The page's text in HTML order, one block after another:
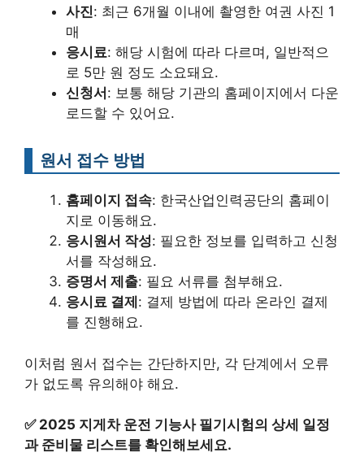
사진: 최근 6개월 이내에 촬영한 여권 사진 1
매
응시료: 해당 시험에 따라 다르며, 일반적으
로 5만 원 정도 소요돼요.
신청서 : 보통 해당 기관의 홈페이지에서 다운
로드할 수 있어요.
원서 접수 방법
홈페이지 접속: 한국산업인력공단의 홈페이
지로 이동해요.
응시원서 작성: 필요한 정보를 입력하고 신청
서를 작성해요.
증명서 제출: 필요 서류를 첨부해요.
응시료 결제 : 결제 방법에 따라 온라인 결제
를 진행해요.
이처럼 원서 접수는 간단하지만, 각 단계에서 오류
가 없도록 유의해야 해요.
✅ 2025 지게차 운전 기능사 필기시험의 상세 일정
과 준비물 리스트를 확인해보세요.